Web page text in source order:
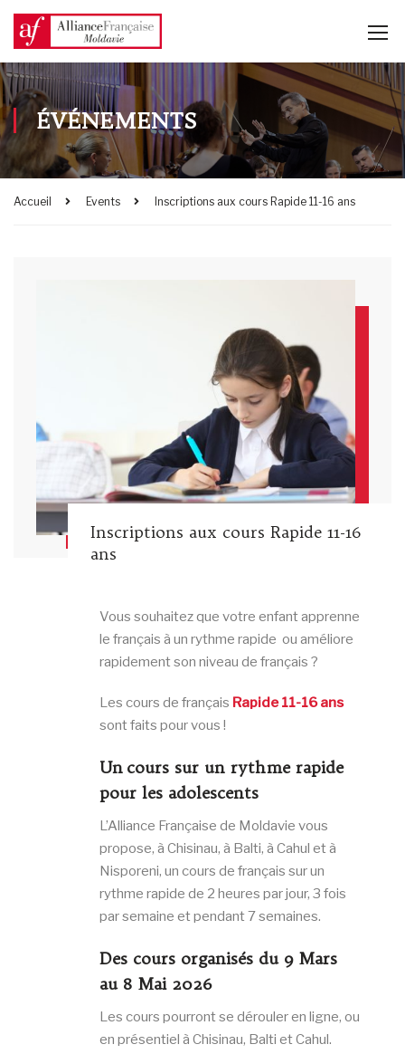
ÉVÉNEMENTS
Accueil Events Inscriptions aux cours Rapide 11-16 ans
Inscriptions aux cours Rapide 11-16
ans
Vous souhaitez que votre enfant apprenne
le français à un rythme rapide ou améliore
rapidement son niveau de français ?
Les cours de français Rapide 11-16 ans
sont faits pour vous !
Un cours sur un rythme rapide
pour les adolescents
L’Alliance Française de Moldavie vous
propose, à Chisinau, à Balti, à Cahul et à
Nisporeni, un cours de français sur un
rythme rapide de 2 heures par jour, 3 fois
par semaine et pendant 7 semaines.
Des cours organisés du 9 Mars
au 8 Mai 2026
Les cours pourront se dérouler en ligne, ou
en présentiel à Chisinau, Balti et Cahul.